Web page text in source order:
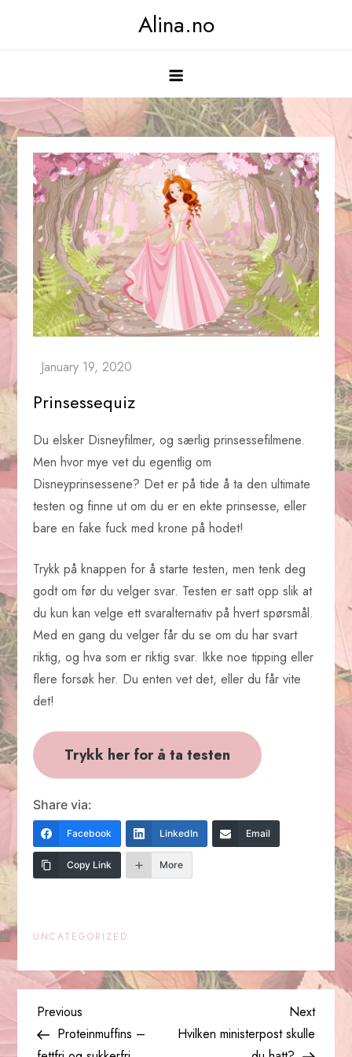
Alina.no
Prinsessequiz
Du elsker Disneyfilmer, og særlig prinsessefilmene.
Men hvor mye vet du egentlig om
Disneyprinsessene? Det er på tide å ta den ultimate
testen og finne ut om du er en ekte prinsesse, eller
bare en fake fuck med krone på hodet!
Trykk på knappen for å starte testen, men tenk deg
godt om før du velger svar. Testen er satt opp slik at
du kun kan velge ett svaralternativ på hvert spørsmål.
Med en gang du velger får du se om du har svart
riktig, og hva som er riktig svar. Ikke noe tipping eller
flere forsøk her. Du enten vet det, eller du får vite
det!
Trykk her for å ta testen
Share via:
Facebook LinkedIn Email
Copy Link More
UNCATEGORIZED
P
Previous
Post
Previous
Proteinmuffins –
Next
Post
Next
Hvilken ministerpost skulle